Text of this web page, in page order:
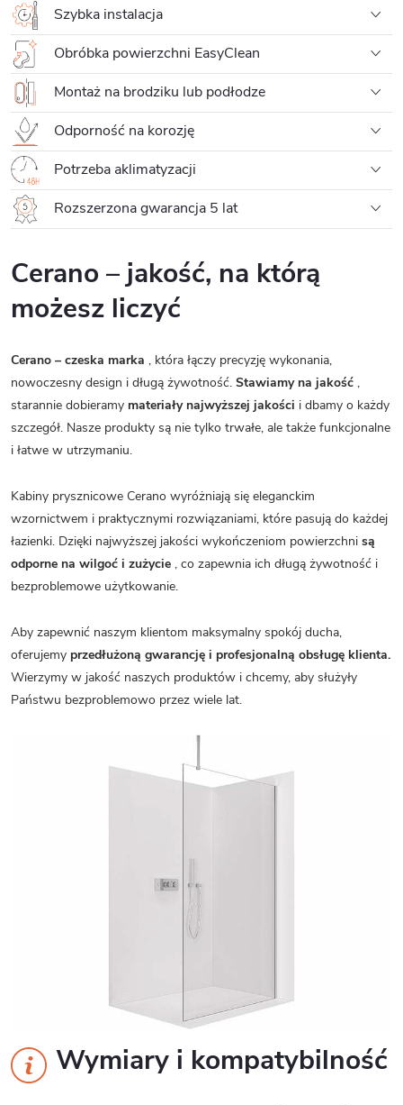
Szybka instalacja
Obróbka powierzchni EasyClean
Montaż na brodziku lub podłodze
Odporność na korozję
Potrzeba aklimatyzacji
Rozszerzona gwarancja 5 lat
Cerano – jakość, na którą
możesz liczyć
Cerano – czeska marka , która łączy precyzję wykonania,
nowoczesny design i długą żywotność. Stawiamy na jakość ,
starannie dobieramy materiały najwyższej jakości i dbamy o każdy
szczegół. Nasze produkty są nie tylko trwałe, ale także funkcjonalne
i łatwe w utrzymaniu.
Kabiny prysznicowe Cerano wyróżniają się eleganckim
wzornictwem i praktycznymi rozwiązaniami, które pasują do każdej
łazienki. Dzięki najwyższej jakości wykończeniom powierzchni są
odporne na wilgoć i zużycie , co zapewnia ich długą żywotność i
bezproblemowe użytkowanie.
Aby zapewnić naszym klientom maksymalny spokój ducha,
oferujemy przedłużoną gwarancję i profesjonalną obsługę klienta.
Wierzymy w jakość naszych produktów i chcemy, aby służyły
Państwu bezproblemowo przez wiele lat.
Wymiary i kompatybilność